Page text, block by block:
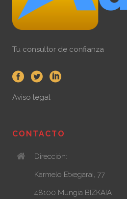
Tu consultor de confianza
Aviso legal
CONTACTO
Dirección:
Karmelo Etxegarai, 77
48100 Mungia BIZKAIA